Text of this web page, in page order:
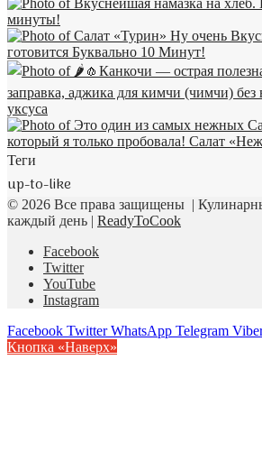
Теги
up-to-like
© 2026 Все права защищены |
каждый день | ReadyToCook
Facebook
Twitter
YouTube
Instagram
Facebook Twitter WhatsApp Telegram
Кнопка «Наверх»